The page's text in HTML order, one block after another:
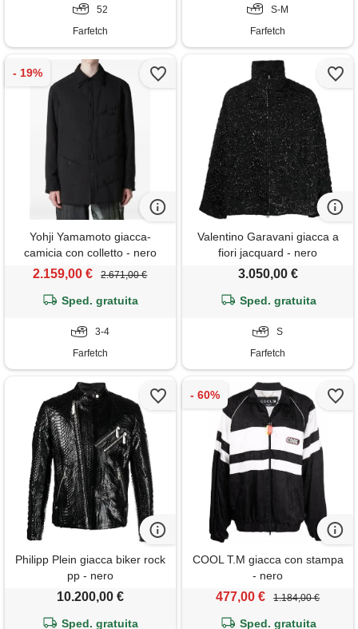
52
Farfetch
S-M
Farfetch
Yohji Yamamoto giacca-
camicia con colletto - nero
2.159,00 € 2.671,00 €
Sped. gratuita
3-4
Farfetch
Valentino Garavani giacca a
fiori jacquard - nero
3.050,00 €
Sped. gratuita
S
Farfetch
Philipp Plein giacca biker rock
pp - nero
10.200,00 €
Sped. gratuita
COOL T.M giacca con stampa
- nero
477,00 € 1.184,00 €
Sped. gratuita